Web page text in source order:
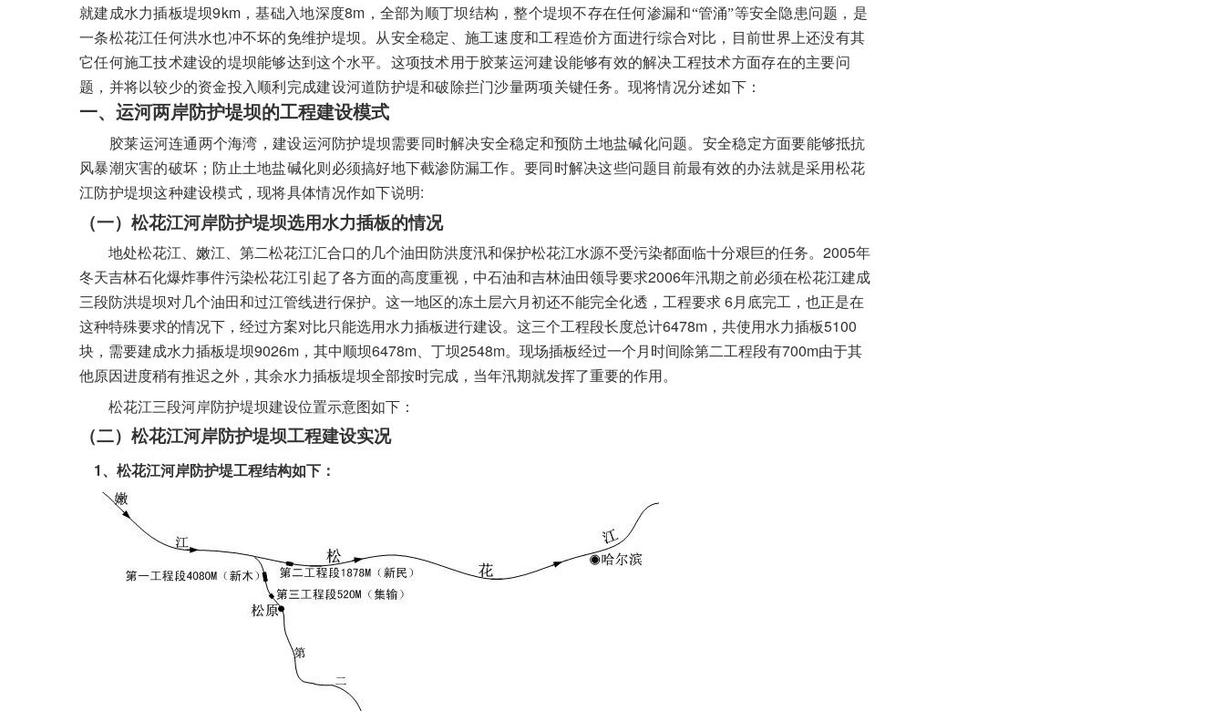
就建成水力插板堤坝9km ，基础入地深度8m ，全部为顺丁坝结构，整个堤坝不存在任何渗漏和“管涌”等安全隐患问题，是
一条松花江任何洪水也冲不坏的免维护堤坝。从安全稳定、施工速度和工程造价方面进行综合对比，目前世界上还没有其
它任何施工技术建设的堤坝能够达到这个水平。这项技术用于胶莱运河建设能够有效的解决工程技术方面存在的主要问
题，并将以较少的资金投入顺利完成建设河道防护堤和破除拦门沙量两项关键任务。现将情况分述如下：
一、运河两岸防护堤坝的工程建设模式
胶莱运河连通两个海湾，建设运河防护堤坝需要同时解决安全稳定和预防土地盐碱化问题。安全稳定方面要能够抵抗
风暴潮灾害的破坏；防止土地盐碱化则必须搞好地下截渗防漏工作。要同时解决这些问题目前最有效的办法就是采用松花
江防护堤坝这种建设模式，现将具体情况作如下说明:
（一） 松花江河岸防护堤坝选用水力插板的情况
地处松花江、嫩江、第二松花江汇合口的几个油田防洪度汛和保护松花江水源不受污染都面临十分艰巨的任务。 2005年
冬天吉林石化爆炸事件污染松花江引起了各方面的高度重视，中石油和吉林油田领导要求2006年汛期之前必须在松花江建成
三段防洪堤坝对几个油田和过江管线进行保护。这一地区的冻土层六月初还不能完全化透，工程要求 6月底完工，也正是在
这种特殊要求的情况下，经过方案对比只能选用水力插板进行建设。这三个工程段长度总计6478m ，共使用水力插板5100
块，需要建成水力插板堤坝9026m ，其中顺坝6478m 、丁坝2548m。现场插板经过一个月时间除第二工程段有700m由于其
他原因进度稍有推迟之外，其余水力插板堤坝全部按时完成，当年汛期就发挥了重要的作用。
松花江三段河岸防护堤坝建设位置示意图如下：
（二）松花江河岸防护堤坝工程建设实况
1 、松花江河岸防护堤工程结构如下：